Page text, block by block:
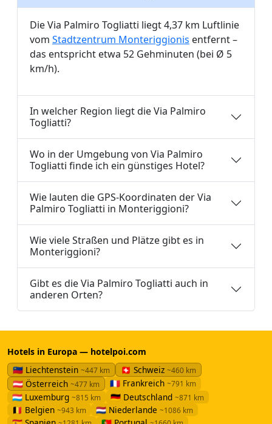
Die Via Palmiro Togliatti liegt 4,37 km Luftlinie
vom Stadtzentrum Monteriggionis entfernt –
das entspricht etwa 52 Gehminuten (bei Ø 5
km/h).
In welcher Region liegt die Via Palmiro
Togliatti?
Wo in der Umgebung von Via Palmiro
Togliatti finde ich ein günstiges Hotel?
Wie lauten die GPS-Koordinaten der Via
Palmiro Togliatti in Monteriggioni?
Wie viele Straßen und Plätze gibt es in
Monteriggioni?
Gibt es die Via Palmiro Togliatti auch in
anderen Orten?
Hotels in Europa — hotelpoi.com
🇱🇮 Liechtenstein ~447 km 🇨🇭 Schweiz ~460 km
🇦🇹 Österreich ~477 km 🇫🇷 Frankreich ~791 km
🇱🇺 Luxemburg ~815 km 🇩🇪 Deutschland ~871 km
🇧🇪 Belgien ~943 km 🇳🇱 Niederlande ~1086 km